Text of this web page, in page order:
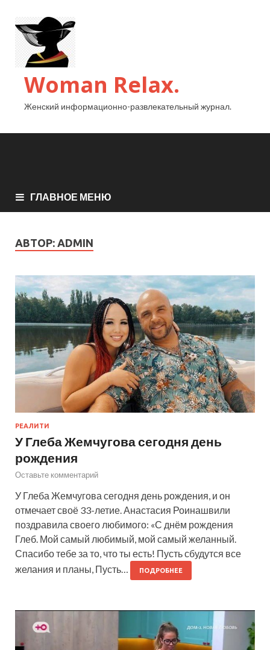
Woman Relax.
Женский информационно-развлекательный журнал.
ГЛАВНОЕ МЕНЮ
АВТОР: ADMIN
РЕАЛИТИ
У Глеба Жемчугова сегодня день
рождения
Оставьте комментарий
У Глеба Жемчугова сегодня день рождения, и он
отмечает своё 33-летие. Анастасия Роинашвили
поздравила своего любимого: «С днём рождения
Глеб. Мой самый любимый, мой самый желанный.
Спасибо тебе за то, что ты есть! Пусть сбудутся все
желания и планы, Пусть…
ПОДРОБНЕЕ